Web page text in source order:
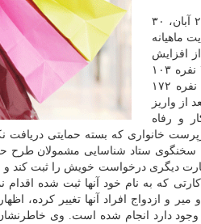
واریز دور اول سبد حمایت معیشتی دولت در سه مرحله ۲۷ آبان، ۳۰
حمایت ماهیانه
از افزایش
قیمت بنزین برای خانوار یك نفره ۵۵ هزار تومان، خانوار ۲ نفره ۱۰۳
هزارتومان، خانوار سه نفره ۱۳۸ هزار تومان، خانوار چهار نفره ۱۷۲
تومان بود. بعد از واریز
و رفاه
خانواری كه بسته حمایتی دریافت
كد دستوری #۶۳۶۹* ارسال نمایند. سخنگوی ستاد
دیگری درخواست خویش را ثبت كند و
كه به نام خود آنها ثبت شده اقدام
میر و ازدواج افراد آنها تغییر كرده،
وجود دارد انجام شده است. وی